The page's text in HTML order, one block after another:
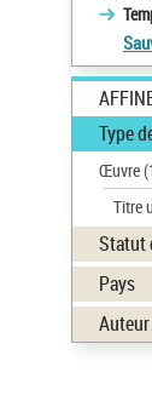
Type
Œuvre
Titre
Statut
Pays